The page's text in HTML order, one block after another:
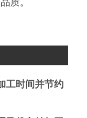
工时间并节约